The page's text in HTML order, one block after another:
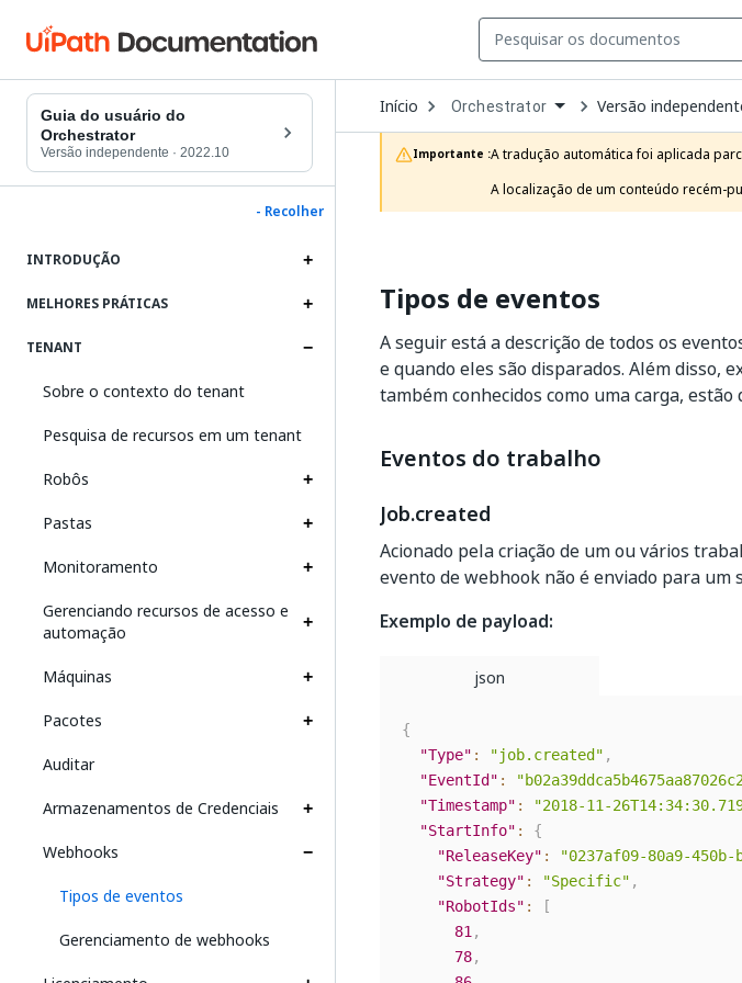
Guia do usuário do
Orchestrator
Versão independente · 2022.10
- Recolher
INTRODUÇÃO
MELHORES PRÁTICAS
TENANT
Sobre o contexto do tenant
Pesquisa de recursos em um tenant
Robôs
Pastas
Monitoramento
Gerenciando recursos de acesso e
automação
Máquinas
Pacotes
Auditar
Armazenamentos de Credenciais
Webhooks
Tipos de eventos
Gerenciamento de webhooks
Início Open
Dropdown
to
choose
product
Orchestrator Versão
Importante :A tradução automática foi aplicada
A localização de um conteúdo recém-
Tipos de eventos
A seguir está a descrição de todos os
e quando eles são disparados. Além disso,
também conhecidos como uma carga,
Eventos do trabalho
Job.created
Acionado pela criação de um ou vários
evento de webhook não é enviado para um
Exemplo de payload:
{
"Type" : "job.created" ,
"EventId" :
"Timestamp" : "2018-11-
"StartInfo" :
{
"ReleaseKey" : "0237af09-80a9-450b-
"Strategy" : "Specific" ,
"RobotIds" :
[
81 ,
78,